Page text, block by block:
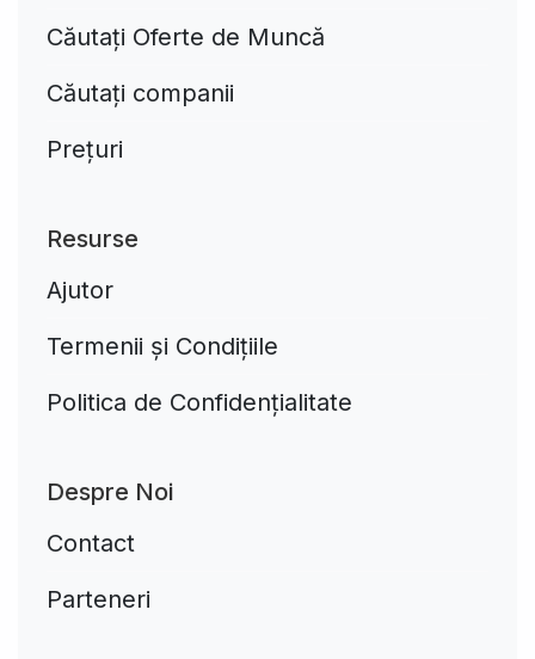
Căutați Oferte de Muncă
Căutați companii
Prețuri
Resurse
Ajutor
Termenii și Condițiile
Politica de Confidențialitate
Despre Noi
Contact
Parteneri